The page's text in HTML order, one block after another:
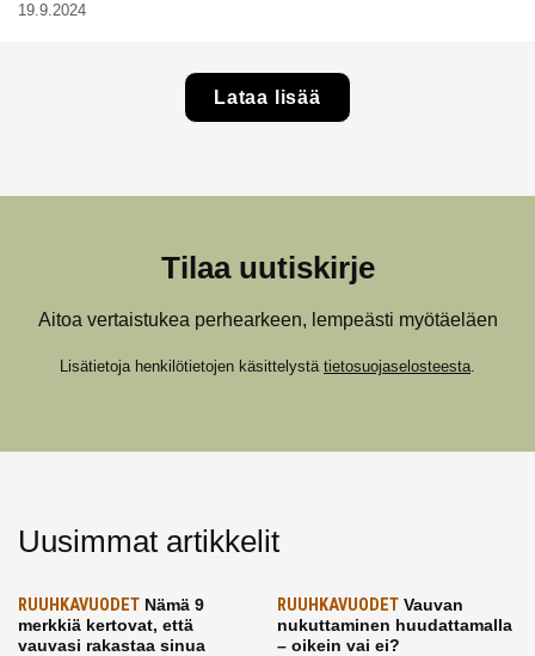
19.9.2024
Lataa lisää
Tilaa uutiskirje
Aitoa vertaistukea perhearkeen, lempeästi myötäeläen
Lisätietoja henkilötietojen käsittelystä tietosuojaselosteesta
Uusimmat artikkelit
RUUHKAVUODET Nämä 9
merkkiä kertovat, että
vauvasi rakastaa sinua
RUUHKAVUODETVauvan
nukuttaminen huudattamalla
– oikein vai ei?